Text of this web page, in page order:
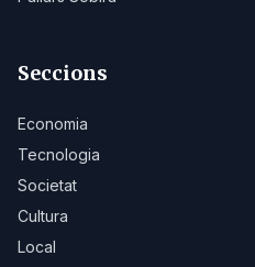
Seccions
Economia
Tecnologia
Societat
Cultura
Local